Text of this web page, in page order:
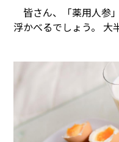
皆さん、「薬用人参
浮かべるでしょう。 大